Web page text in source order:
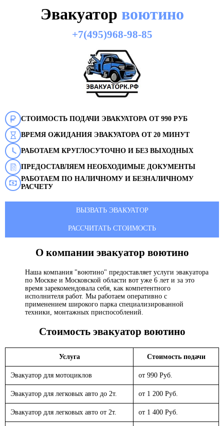
Эвакуатор воютино
+7(495)968-98-85
СТОИМОСТЬ ПОДАЧИ ЭВАКУАТОРА ОТ 990 РУБ
ВРЕМЯ ОЖИДАНИЯ ЭВАКУАТОРА ОТ 20 МИНУТ
РАБОТАЕМ КРУГЛОСУТОЧНО И БЕЗ ВЫХОДНЫХ
ПРЕДОСТАВЛЯЕМ НЕОБХОДИМЫЕ ДОКУМЕНТЫ
РАБОТАЕМ ПО НАЛИЧНОМУ И БЕЗНАЛИЧНОМУ
РАСЧЕТУ
ВЫЗВАТЬ ЭВАКУАТОР
РАССЧИТАТЬ СТОИМОСТЬ
О компании эвакуатор воютино
Наша компания "воютино" предоставляет услуги эвакуатора
по Москве и Московской области вот уже 6 лет и за это
время зарекомендовала себя, как компетентного
исполнителя работ. Мы работаем оперативно с
применением широкого парка специализированной
техники, монтажных приспособлений.
Стоимость эвакуатор воютино
Услуга Стоимость подачи
Эвакуатор для мотоциклов от 990 Руб.
Эвакуатор для легковых авто до 2т. от 1 200 Руб.
Эвакуатор для легковых авто от 2т. от 1 400 Руб.